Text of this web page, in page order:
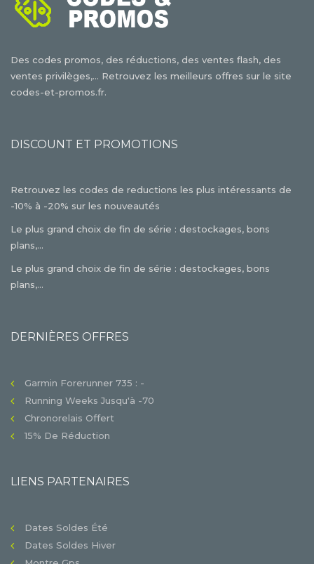
Des codes promos, des réductions, des ventes flash, des
ventes privilèges,... Retrouvez les meilleurs offres sur le site
codes-et-promos.fr.
DISCOUNT ET PROMOTIONS
Retrouvez les codes de reductions les plus intéressants de
-10% à -20% sur les nouveautés
Le plus grand choix de fin de série : destockages, bons
plans,...
Le plus grand choix de fin de série : destockages, bons
plans,...
DERNIÈRES OFFRES
Garmin Forerunner 735 : -
Running Weeks Jusqu'à -70
Chronorelais Offert
15% De Réduction
LIENS PARTENAIRES
Dates Soldes Été
Dates Soldes Hiver